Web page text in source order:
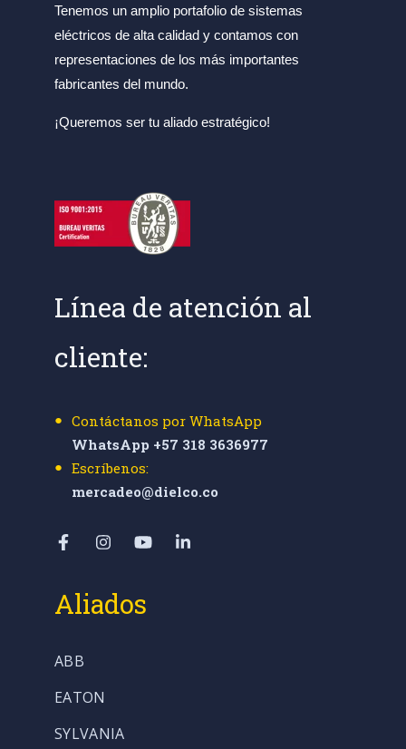
Tenemos un amplio portafolio de sistemas
eléctricos de alta calidad y contamos con
representaciones de los más importantes
fabricantes del mundo.
¡Queremos ser tu aliado estratégico!
Línea de atención al
cliente:
Contáctanos por WhatsApp
WhatsApp +57 318 3636977
Escríbenos:
mercadeo@dielco.co
Aliados
ABB
EATON
SYLVANIA